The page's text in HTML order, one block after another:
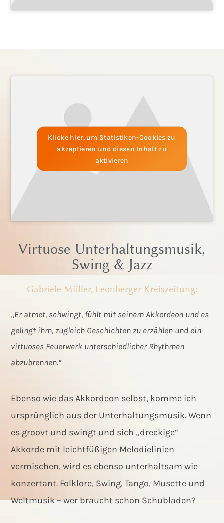
Virtuose Unterhaltungsmusik,
Swing & Jazz
Gabriele Müller, Leonberger Kreiszeitung:
„Er atmet, schwingt, fühlt mit seinem Akkordeon und es
gelingt ihm, zugleich Geschichten zu erzählen und ein
virtuoses Feuerwerk unterschiedlicher Rhythmen
abzubrennen.“
Ebenso wie das Akkordeon selbst, komme ich
ursprünglich aus der Unterhaltungsmusik. Wenn
es groovt und swingt und sich „dreckige“
Akkorde mit leichtfüßigen Melodielinien
vermischen, wird es ebenso unterhaltsam wie
konzertant. Folklore, Swing, Tango, Musette und
Weltmusik – wer braucht schon Schubladen?
Klicke hier, um Statistiken-Cookies zu
akzeptieren und diesen Inhalt zu
aktivieren